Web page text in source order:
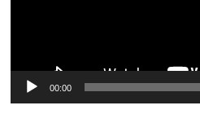
00:00